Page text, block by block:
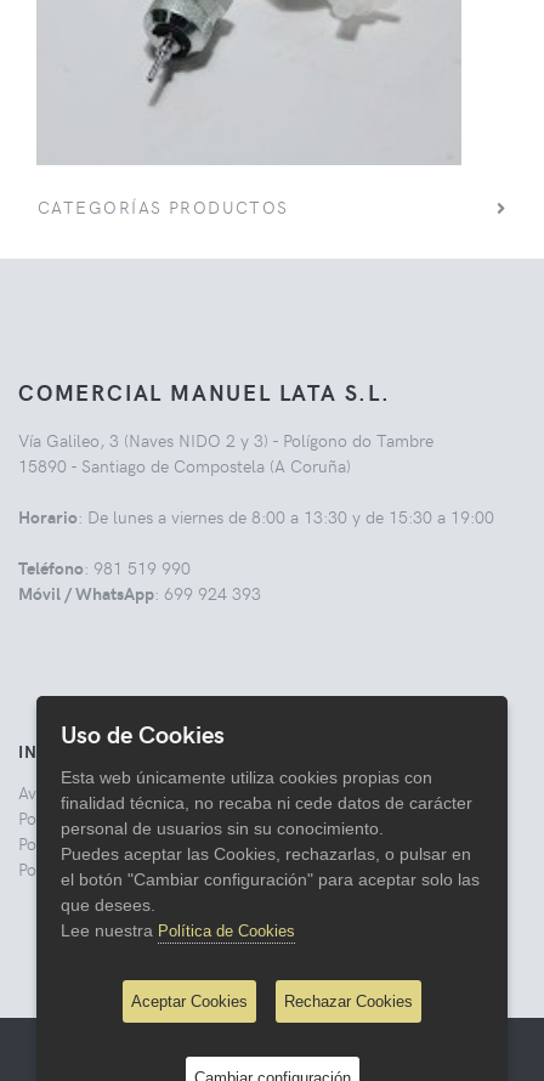
CATEGORÍAS PRODUCTOS
COMERCIAL MANUEL LATA S.L.
Vía Galileo, 3 (Naves NIDO 2 y 3) - Polígono do Tambre
15890 - Santiago de Compostela (A Coruña)
Horario: De lunes a viernes de 8:00 a 13:30 y de 15:30 a 19:00
Teléfono: 981 519 990
Móvil / WhatsApp: 699 924 393
INFORMACIÓN
Aviso legal
Politica de Privacidad
Política de Cookies
Política de Devoluciones
© 2026 Comercial Lata
Uso de Cookies
Esta web únicamente utiliza cookies propias con
finalidad técnica, no recaba ni cede datos de carácter
personal de usuarios sin su conocimiento.
Puedes aceptar las Cookies, rechazarlas, o pulsar en
el botón "Cambiar configuración" para aceptar solo las
que desees.
Lee nuestra Política de Cookies
Aceptar Cookies Rechazar Cookies